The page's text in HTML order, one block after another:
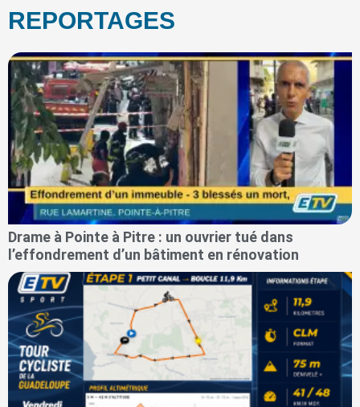
REPORTAGES
Drame à Pointe à Pitre : un ouvrier tué dans
l’effondrement d’un bâtiment en rénovation